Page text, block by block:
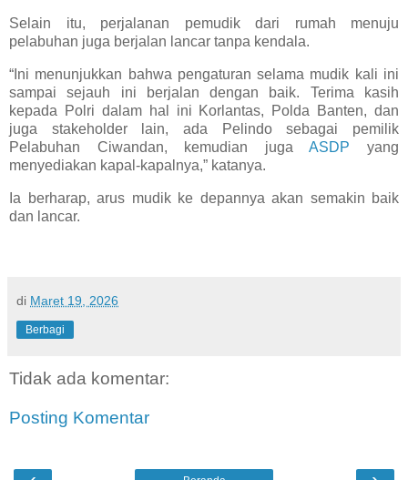
Selain itu, perjalanan pemudik dari rumah menuju
pelabuhan juga berjalan lancar tanpa kendala.
“Ini menunjukkan bahwa pengaturan selama mudik kali ini
sampai sejauh ini berjalan dengan baik. Terima kasih
kepada Polri dalam hal ini Korlantas, Polda Banten, dan
juga stakeholder lain, ada Pelindo sebagai pemilik
Pelabuhan Ciwandan, kemudian juga ASDPyang
menyediakan kapal-kapalnya,” katanya.
Ia berharap, arus mudik ke depannya akan semakin baik
dan lancar.
di Maret 19, 2026
Berbagi
Tidak ada komentar:
Posting Komentar